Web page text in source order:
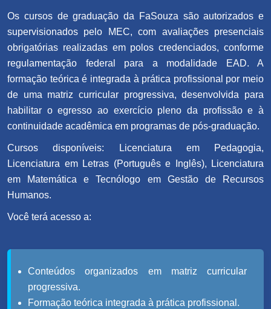
Os cursos de graduação da FaSouza são autorizados e
supervisionados pelo MEC, com avaliações presenciais
obrigatórias realizadas em polos credenciados, conforme
regulamentação federal para a modalidade EAD. A
formação teórica é integrada à prática profissional por meio
de uma matriz curricular progressiva, desenvolvida para
habilitar o egresso ao exercício pleno da profissão e à
continuidade acadêmica em programas de pós-graduação.
Cursos disponíveis: Licenciatura em Pedagogia,
Licenciatura em Letras (Português e Inglês), Licenciatura
em Matemática e Tecnólogo em Gestão de Recursos
Humanos.
Você terá acesso a:
Conteúdos organizados em matriz curricular
progressiva.
Formação teórica integrada à prática profissional.